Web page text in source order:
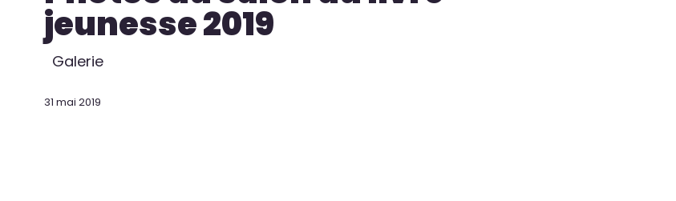
jeunesse 2019
Galerie
31 mai 2019